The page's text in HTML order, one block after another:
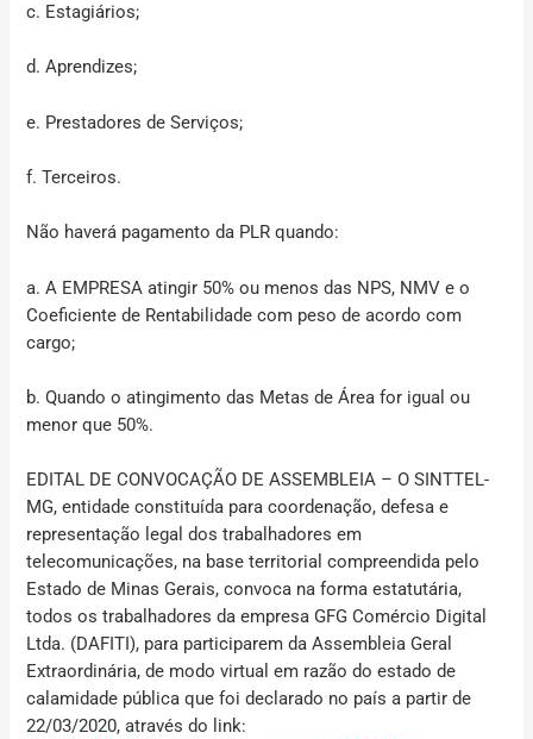
c. Estagiários;
d. Aprendizes;
e. Prestadores de Serviços;
f. Terceiros.
Não haverá pagamento da PLR quando:
a. A EMPRESA atingir 50% ou menos das NPS, NMV e o
Coeficiente de Rentabilidade com peso de acordo com
cargo;
b. Quando o atingimento das Metas de Área for igual ou
menor que 50%.
EDITAL DE CONVOCAÇÃO DE ASSEMBLEIA – O SINTTEL-
MG, entidade constituída para coordenação, defesa e
representação legal dos trabalhadores em
telecomunicações, na base territorial compreendida pelo
Estado de Minas Gerais, convoca na forma estatutária,
todos os trabalhadores da empresa GFG Comércio Digital
Ltda. (DAFITI), para participarem da Assembleia Geral
Extraordinária, de modo virtual em razão do estado de
calamidade pública que foi declarado no país a partir de
22/03/2020, através do link: